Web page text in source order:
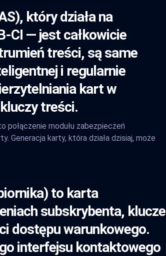
który działa na
CI — jest całkowicie
treści, są same
i regularnie
kart w
treści.
połączenie modułu zabezpieczeń
Generacja karty, która działa dzisiaj, może
to karta
subskrybenta, klucze
dostępu warunkowego.
interfejsu kontaktowego